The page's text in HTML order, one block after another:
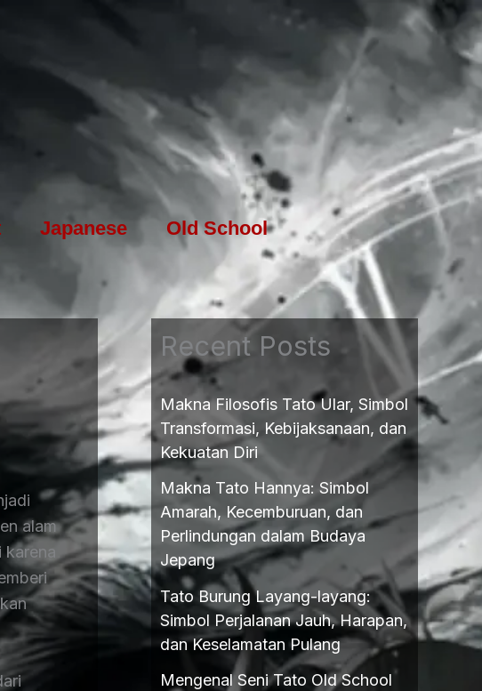
Japanese Old School
alam
karena
Recent Posts
Makna Filosofis Tato Ular, Simbol
Transformasi, Kebijaksanaan, dan
Kekuatan Diri
Makna Tato Hannya: Simbol
Amarah, Kecemburuan, dan
Perlindungan dalam Budaya
Jepang
Tato Burung Layang-layang:
Simbol Perjalanan Jauh, Harapan,
dan Keselamatan Pulang
Mengenal Seni Tato Old School